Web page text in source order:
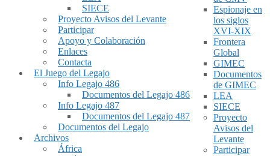
SIECE
Proyecto Avisos del Levante
Participar
Apoyo y Colaboración
Enlaces
Contacta
El Juego del Legajo
Info Legajo 486
Documentos del Legajo 486
Info Legajo 487
Documentos del Legajo 487
Documentos del Legajo
Archivos
África
Espionaje en
los siglos
XVI-XIX
Frontera
Global
GIMEC
Documentos
de GIMEC
LEA
SIECE
Proyecto
Avisos del
Levante
Participar